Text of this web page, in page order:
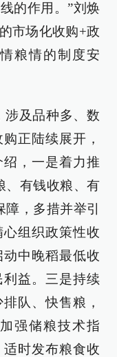
的作用。”刘焕
市场化收购+政
粮情的制度安
涉及品种多、数
正陆续展开，
，一是着力推
、有钱收粮、有
，多措并举引
组织政策性收
中晚稻最低收
益。三是持续
队、快售粮，
强储粮技术指
时发布粮食收